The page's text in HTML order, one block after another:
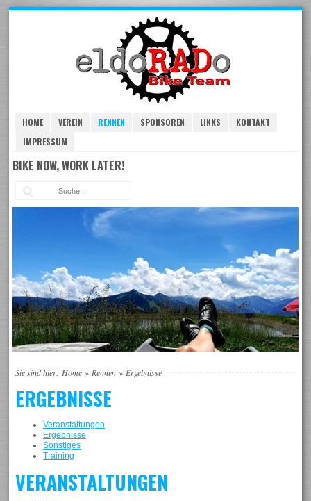
HOME VEREIN RENNEN SPONSOREN LINKS
KONTAKT
IMPRESSUM
BIKE NOW, WORK LATER!
Sie sind hier: Home » Rennen » Ergebnisse
ERGEBNISSE
Veranstaltungen
Ergebnisse
Sonstiges
Training
VERANSTALTUNGEN